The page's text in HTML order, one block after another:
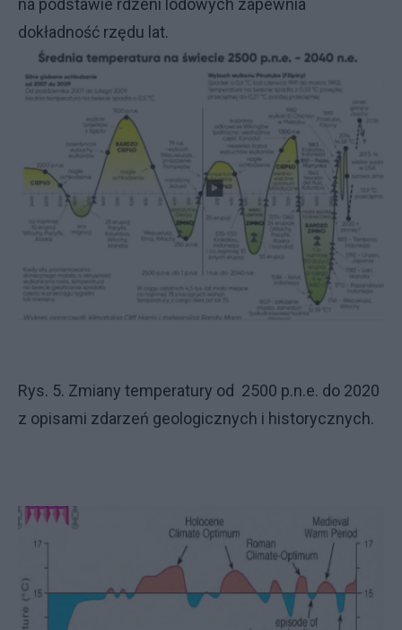
na podstawie rdzeni lodowych zapewnia
dokładność rzędu lat.
Rys. 5. Zmiany temperatury od 2500 p.n.e. do 2020
z opisami zdarzeń geologicznych i historycznych.